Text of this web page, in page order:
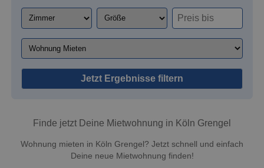
Jetzt Ergebnisse filtern
Finde jetzt Deine Mietwohnung in Köln Grengel
Wohnung mieten in Köln Grengel? Jetzt schnell und einfach
Deine neue Mietwohnung finden!